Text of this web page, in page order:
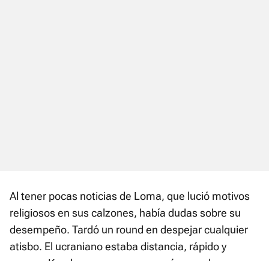
Al tener pocas noticias de Loma, que lució motivos
religiosos en sus calzones, había dudas sobre su
desempeño. Tardó un round en despejar cualquier
atisbo. El ucraniano estaba distancia, rápido y